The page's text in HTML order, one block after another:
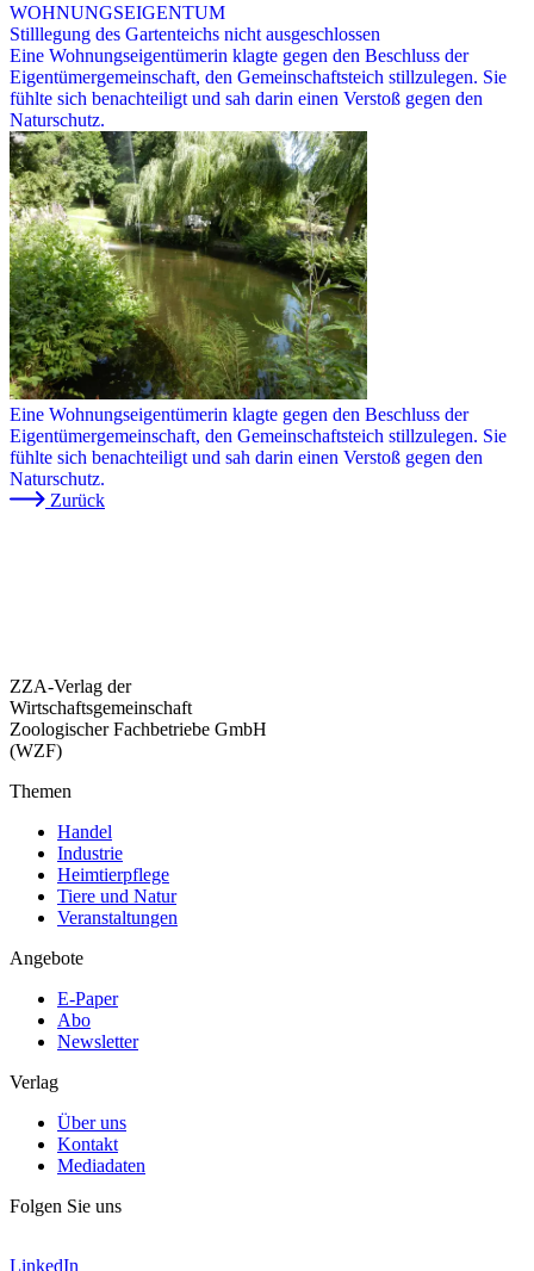
WOHNUNGSEIGENTUM
Stilllegung des Gartenteichs nicht ausgeschlossen
Eine Wohnungseigentümerin klagte gegen den Beschluss der
Eigentümergemeinschaft, den Gemeinschaftsteich stillzulegen. Sie
fühlte sich benachteiligt und sah darin einen Verstoß gegen den
Naturschutz.
Eine Wohnungseigentümerin klagte gegen den Beschluss der
Eigentümergemeinschaft, den Gemeinschaftsteich stillzulegen. Sie
fühlte sich benachteiligt und sah darin einen Verstoß gegen den
Naturschutz.
Zurück
ZZA-Verlag der
Wirtschaftsgemeinschaft
Zoologischer Fachbetriebe GmbH
(WZF)
Themen
Handel
Industrie
Heimtierpflege
Tiere und Natur
Veranstaltungen
Angebote
E-Paper
Abo
Newsletter
Verlag
Über uns
Kontakt
Mediadaten
Folgen Sie uns
LinkedIn